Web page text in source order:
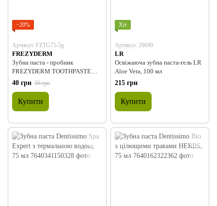
−20%
Артикул: FZTG75-5g
FREZYDERM
Зубна паста - пробник
FREZYDERM TOOTHPASTE
GINGIVITAL, 5 гр.
40 грн 50 грн
Купити
Хіт
Артикул: 20690
LR
Освіжаюча зубна паста-гель LR
Aloe Vera, 100 мл
215 грн
Купити